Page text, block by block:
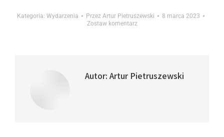
Kategoria: Wydarzenia Przez Artur Pietruszewski
8 marca 2023
Zostaw komentarz
Autor: Artur Pietruszewski